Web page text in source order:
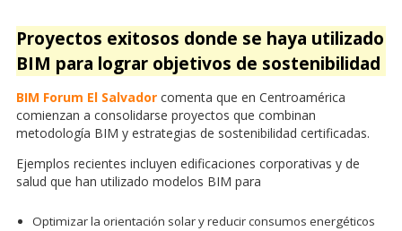
Proyectos exitosos donde se haya utilizado
BIM para lograr objetivos de sostenibilidad
BIM Forum El Salvador comenta que en Centroamérica
comienzan a consolidarse proyectos que combinan
metodología BIM y estrategias de sostenibilidad certificadas.
Ejemplos recientes incluyen edificaciones corporativas y de
salud que han utilizado modelos BIM para
Optimizar la orientación solar y reducir consumos energéticos